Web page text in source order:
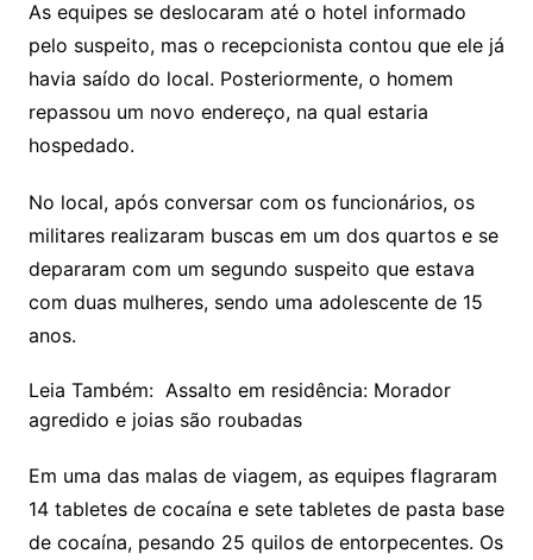
As equipes se deslocaram até o hotel informado
pelo suspeito, mas o recepcionista contou que ele já
havia saído do local. Posteriormente, o homem
repassou um novo endereço, na qual estaria
hospedado.
No local, após conversar com os funcionários, os
militares realizaram buscas em um dos quartos e se
depararam com um segundo suspeito que estava
com duas mulheres, sendo uma adolescente de 15
anos.
Leia Também: Assalto em residência: Morador
agredido e joias são roubadas
Em uma das malas de viagem, as equipes flagraram
14 tabletes de cocaína e sete tabletes de pasta base
de cocaína, pesando 25 quilos de entorpecentes. Os